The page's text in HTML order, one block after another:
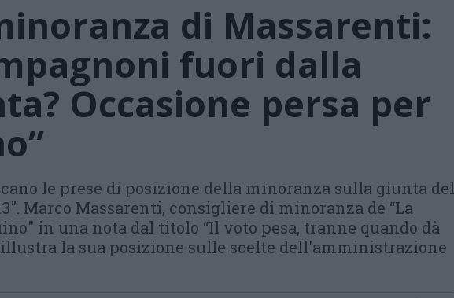
di Massarenti:
fuori dalla
Occasione persa per
le prese di posizione della minoranza sulla giunta del
Marco Massarenti, consigliere di minoranza de “La
in una nota dal titolo “Il voto pesa, tranne quando dà
illustra la sua posizione sulle scelte dell'amministrazione